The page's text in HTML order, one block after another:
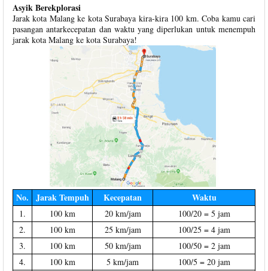
Asyik Berekplorasi
Jarak kota Malang ke kota Surabaya kira-kira 100 km. Coba kamu cari
pasangan antarkecepatan dan waktu yang diperlukan untuk menempuh
jarak kota Malang ke kota Surabaya!
No. Jarak Tempuh Kecepatan Waktu
1. 100 km 20 km/jam
100/20 = 5 jam
2.
100 km 25 km/jam
100/25 = 4 jam
3.
100 km 50 km/jam
100/50 = 2 jam
4.
100 km 5 km/jam
100/5 = 20 jam